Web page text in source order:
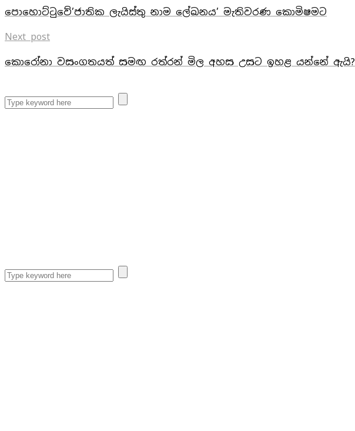
පොහොට්ටුවේ’ජාතික ලැයිස්තු නාම ලේඛනය’ මැතිවරණ කොමිෂමට
Next post
කොරෝනා වසංගතයත් සමඟ රත්රන් මිල අහස උසට ඉහළ යන්නේ ඇයි?